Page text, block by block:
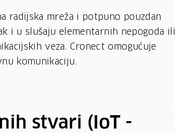
radijska mreža i potpuno pouzdan
i u slušaju elementarnih nepogoda ili
veza. Cronect omogućuje
komunikaciju.
stvari (IoT -